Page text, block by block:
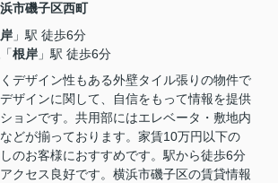
市磯子区西町
」駅 徒歩6分
「根岸 」駅 徒歩6分
デザイン性もある外壁タイル張りの物件で
ザインに関して、自信をもって情報を提供
ョンです。共用部にはエレベータ・敷地内
どが揃っております。家賃10万円以下の
のお客様におすすめです。駅から徒歩6分
クセス良好です。横浜市磯子区の賃貸情報